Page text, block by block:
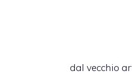
dal vecchio